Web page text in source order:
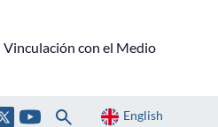
Vinculación con el Medio
English